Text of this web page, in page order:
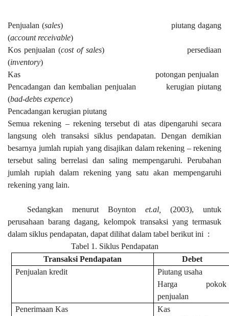
Penjualan (sales)
piutang dagang
(account receivable)
Kos penjualan (cost of sales)
persediaan
(inventory)
Kas
potongan penjualan
Pencadangan dan kembalian penjualan
kerugian piutang
(bad-debts expence)
Pencadangan kerugian piutang
Semua rekening – rekening tersebut di atas dipengaruhi secara
langsung oleh transaksi siklus pendapatan. Dengan demikian
besarnya jumlah rupiah yang disajikan dalam rekening – rekening
tersebut saling berrelasi dan saling mempengaruhi. Perubahan
jumlah rupiah dalam rekening yang satu akan mempengaruhi
rekening yang lain.
Sedangkan menurut Boynton et.al, (2003), untuk
perusahaan barang dagang, kelompok transaksi yang termasuk
dalam siklus pendapatan, dapat dilihat dalam tabel berikut ini :
Tabel 1. Siklus Pendapatan
Transaksi Pendapatan
Debet
Penjualan kredit
Piutang usaha
Harga pokok
penjualan
Penerimaan Kas
Kas